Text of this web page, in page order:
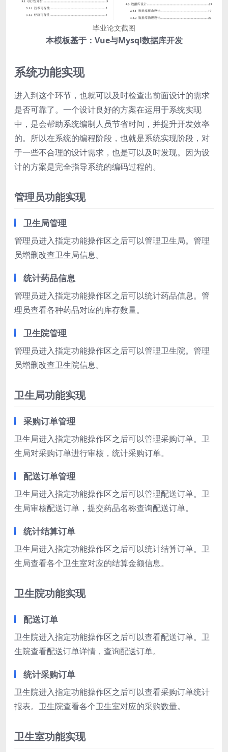
毕业论文截图
本模板基于：Vue与Mysql数据库开发
系统功能实现
进入到这个环节，也就可以及时检查出前面设计的需求
是否可靠了。一个设计良好的方案在运用于系统实现
中，是会帮助系统编制人员节省时间，并提升开发效率
的。所以在系统的编程阶段，也就是系统实现阶段，对
于一些不合理的设计需求，也是可以及时发现。因为设
计的方案是完全指导系统的编码过程的。
管理员功能实现
卫生局管理
管理员进入指定功能操作区之后可以管理卫生局。管理
员增删改查卫生局信息。
统计药品信息
管理员进入指定功能操作区之后可以统计药品信息。管
理员查看各种药品对应的库存数量。
卫生院管理
管理员进入指定功能操作区之后可以管理卫生院。管理
员增删改查卫生院信息。
卫生局功能实现
采购订单管理
卫生局进入指定功能操作区之后可以管理采购订单。卫
生局对采购订单进行审核，统计采购订单。
配送订单管理
卫生局进入指定功能操作区之后可以管理配送订单。卫
生局审核配送订单，提交药品名称查询配送订单。
统计结算订单
卫生局进入指定功能操作区之后可以统计结算订单。卫
生局查看各个卫生室对应的结算金额信息。
卫生院功能实现
配送订单
卫生院进入指定功能操作区之后可以查看配送订单。卫
生院查看配送订单详情，查询配送订单。
统计采购订单
卫生院进入指定功能操作区之后可以查看采购订单统计
报表。卫生院查看各个卫生室对应的采购数量。
卫生室功能实现